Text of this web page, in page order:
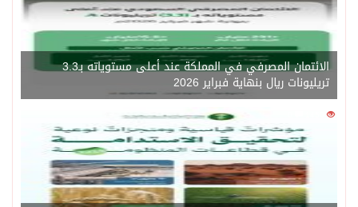
الائتمان المصرفي في المملكة عند أعلى مستوياته بـ3.3
تريليونات ريال بنهاية فبراير 2026
1450